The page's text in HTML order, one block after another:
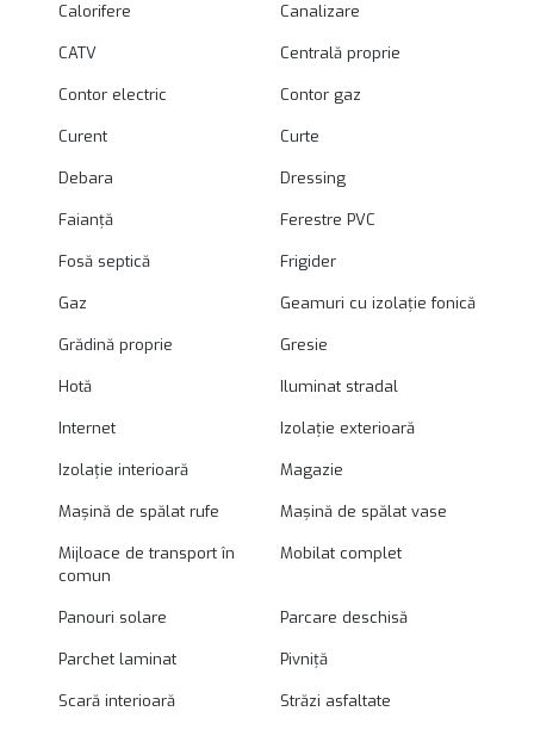
Calorifere Canalizare
CATV Centrală proprie
Contor electric Contor gaz
Curent Curte
Debara Dressing
Faianță Ferestre PVC
Fosă septică Frigider
Gaz Geamuri cu izolație fonică
Grădină proprie Gresie
Hotă Iluminat stradal
Internet Izolație exterioară
Izolație interioară Magazie
Mașină de spălat rufe Mașină de spălat vase
Mijloace de transport în
comun
Mobilat complet
Panouri solare Parcare deschisă
Parchet laminat Pivniță
Scară interioară Străzi asfaltate